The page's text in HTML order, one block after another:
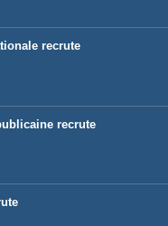
recrute
recrute